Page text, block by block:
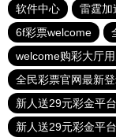
软件中心
雷霆加
6f彩票welcome
welcome购彩大厅
全民彩票官网最新
新人送29元彩金平台
新人送29元彩金平台